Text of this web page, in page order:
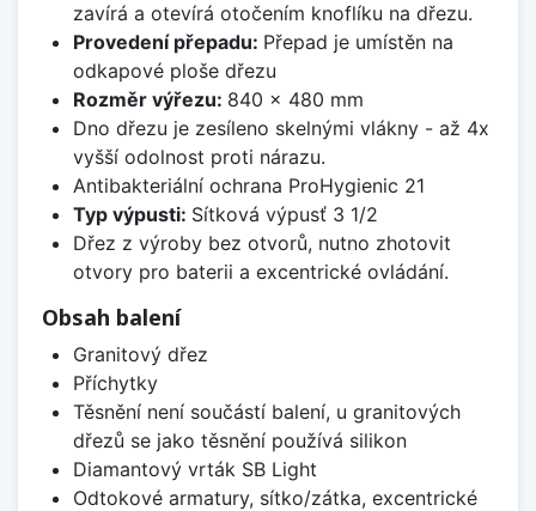
zavírá a otevírá otočením knoflíku na dřezu.
Provedení přepadu: Přepad je umístěn na
odkapové ploše dřezu
Rozměr výřezu: 840 x 480 mm
Dno dřezu je zesíleno skelnými vlákny - až 4x
vyšší odolnost proti nárazu.
Antibakteriální ochrana ProHygienic 21
Typ výpusti: Sítková výpusť 3 1/2
Dřez z výroby bez otvorů, nutno zhotovit
otvory pro baterii a excentrické ovládání.
Obsah balení
Granitový dřez
Příchytky
Těsnění není součástí balení, u granitových
dřezů se jako těsnění používá silikon
Diamantový vrták SB Light
Odtokové armatury, sítko/zátka, excentrické